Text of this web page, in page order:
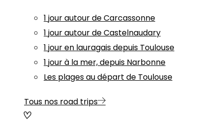
1 jour autour de Carcassonne
1 jour autour de Castelnaudary
1 jour en lauragais depuis Toulouse
1 jour à la mer, depuis Narbonne
Les plages au départ de Toulouse
Tous nos road trips